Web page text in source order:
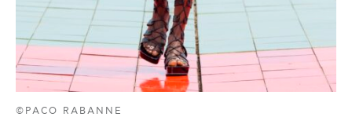
©PACO RABANNE